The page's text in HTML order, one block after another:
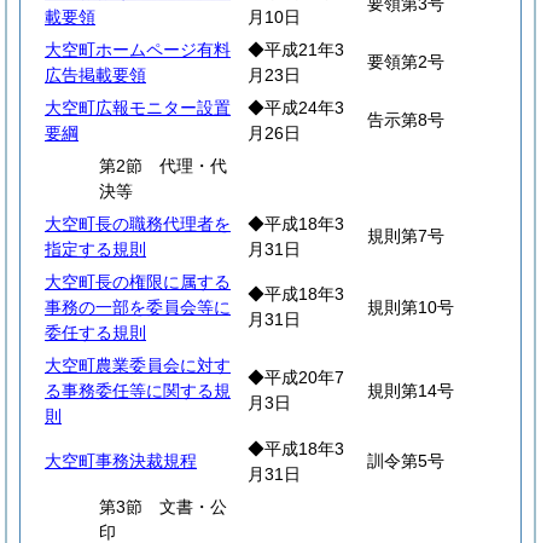
載要領
月10日
大空町ホームページ有料
広告掲載要領
◆平成21年3
月23日
要領第2号
大空町広報モニター設置
要綱
◆平成24年3
月26日
告示第8号
第2節 代理・代
決等
大空町長の職務代理者を
指定する規則
◆平成18年3
月31日
規則第7号
大空町長の権限に属する
事務の一部を委員会等に
委任する規則
◆平成18年3
月31日
規則第10号
大空町農業委員会に対す
る事務委任等に関する規
則
◆平成20年7
月3日
規則第14号
大空町事務決裁規程
◆平成18年3
月31日
訓令第5号
第3節 文書・公
印